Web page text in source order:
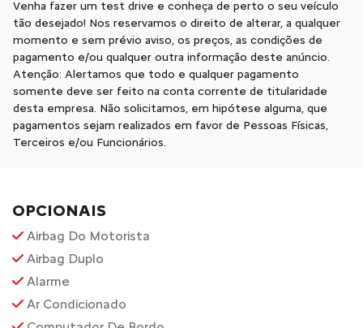
Venha fazer um test drive e conheça de perto o seu veículo
tão desejado! Nos reservamos o direito de alterar, a qualquer
momento e sem prévio aviso, os preços, as condições de
pagamento e/ou qualquer outra informação deste anúncio.
Atenção: Alertamos que todo e qualquer pagamento
somente deve ser feito na conta corrente de titularidade
desta empresa. Não solicitamos, em hipótese alguma, que
pagamentos sejam realizados em favor de Pessoas Físicas,
Terceiros e/ou Funcionários.
OPCIONAIS
Airbag Do Motorista
Airbag Duplo
Alarme
Ar Condicionado